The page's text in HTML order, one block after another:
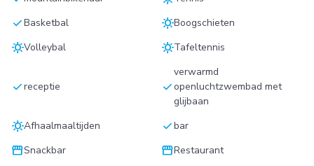
checkBasketbal sunnyBoogschieten
sunnyVolleybal sunnyTafeltennis
checkreceptie check
verwarmd
openluchtzwembad met
glijbaan
sunnyAfhaalmaaltijden checkbar
storefrontSnackbar storefrontRestaurant